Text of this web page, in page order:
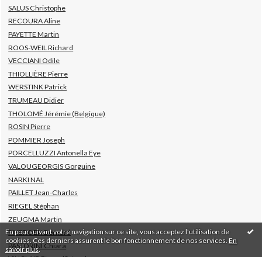
En poursuivant votre navigation sur ce site, vous acceptez l'utilisation de
cookies. Ces derniers assurent le bon fonctionnement de nos services. En
savoir plus.
SALUS Christophe
RECOURA Aline
PAYETTE Martin
ROOS-WEIL Richard
VECCIANI Odile
THIOLLIÈRE Pierre
WERSTINK Patrick
TRUMEAU Didier
THOLOMÉ Jérémie (Belgique)
ROSIN Pierre
POMMIER Joseph
PORCELLUZZI Antonella Eye
VALOUGEORGIS Gorguine
NARKI NAL
PAILLET Jean-Charles
RIEGEL Stéphan
ZEUGMA Martin
PIKEROEN Bernard
PASTORINI Chiara